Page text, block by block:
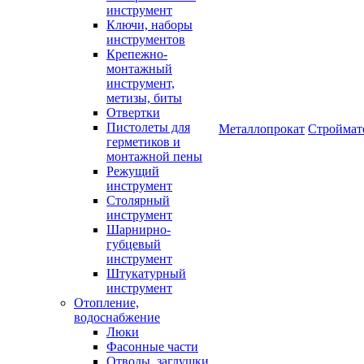
инструмент
Ключи, наборы
инструментов
Крепежно-
монтажный
инструмент,
метизы, биты
Отвертки
Пистолеты для
герметиков и
монтажной пены
Режущий
инструмент
Столярный
инструмент
Шарнирно-
губцевый
инструмент
Штукатурный
инструмент
Отопление,
водоснабжение
Люки
Фасонные части
Отводы, заглушки,
Металлопрокат